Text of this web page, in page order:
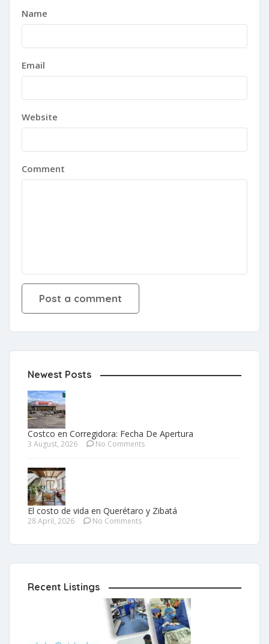
Name
Email
Website
Comment
Newest Posts
Costco en Corregidora: Fecha De Apertura
3 August, 2026 No Comments
El costo de vida en Querétaro y Zibatá
28 April, 2026 No Comments
Recent Listings